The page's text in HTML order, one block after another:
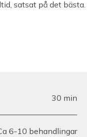
satsat på det bästa.
30 min
6-10 behandlingar